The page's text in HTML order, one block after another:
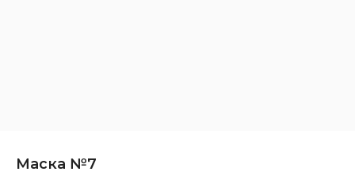
Маска №7